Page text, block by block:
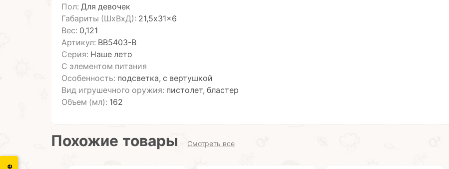
Пол: Для девочек
Габариты (ШхВхД): 21,5x31x6
Вес: 0,121
Артикул: ВВ5403-В
Серия: Наше лето
С элементом питания
Особенность: подсветка, с вертушкой
Вид игрушечного оружия: пистолет, бластер
Объем (мл): 162
Похожие товары Смотреть все